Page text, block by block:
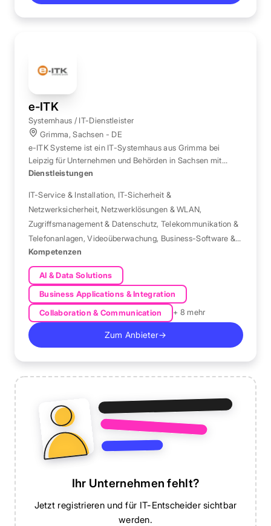
e-ITK
Systemhaus / IT-Dienstleister
Grimma, Sachsen - DE
e-ITK Systeme ist ein IT-Systemhaus aus Grimma bei
Leipzig für Unternehmen und Behörden in Sachsen mit
Netzwerktechnik, Telekommunikation und
Dienstleistungen
IT-Service & Installation, IT-Sicherheit &
Netzwerksicherheit, Netzwerklösungen & WLAN,
Zugriffsmanagement & Datenschutz, Telekommunikation &
Telefonanlagen,Videoüberwachung, Business-Software &
ERP
Kompetenzen
AI & Data Solutions
Business Applications & Integration
Collaboration & Communication
+ 8 mehr
Zum Anbieter→
Ihr Unternehmen fehlt?
Jetzt registrieren und für IT-Entscheider sichtbar
werden.